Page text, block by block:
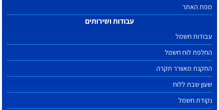
מפת האתר
עבודות ושירותים
עבודות חשמל
החלפת לוח חשמל
התקנת מאוורר תקרה
שעון שבת ללוח
נקודת חשמל